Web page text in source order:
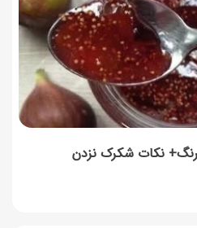
نکات شکرک نزدن